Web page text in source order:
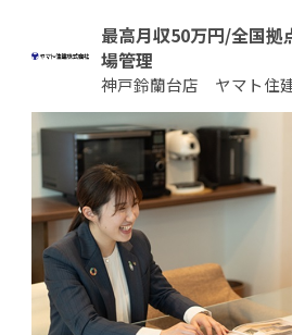
最高月収50万円/全国拠
場管理
神戸鈴蘭台店 ヤマト住